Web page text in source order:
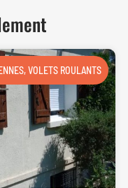
,VOLETS ROULANTS